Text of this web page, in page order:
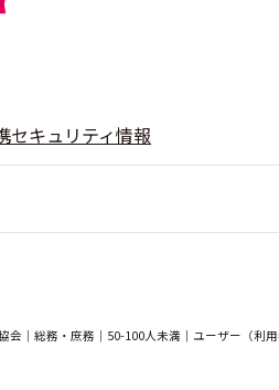
セキュリティ情報
｜総務・庶務｜50-100人未満｜ユーザー（利用